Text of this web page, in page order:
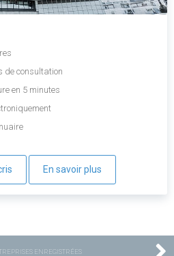
de consultation
en 5 minutes
En savoir plus
ENREGISTRÉES